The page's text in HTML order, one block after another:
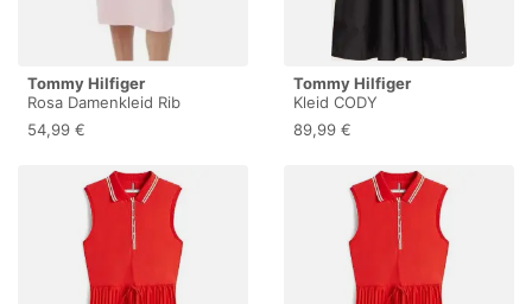
Tommy Hilfiger
Rosa Damenkleid Rib
Bodycon, Rosa, Small
54,99 €
Tommy Hilfiger
Kleid CODY
89,99 €